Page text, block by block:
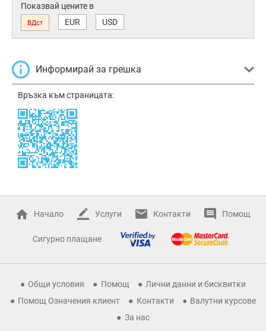
Показвай цените в
ВДст EUR USD
Информирай за грешка
Връзка към страницата:
Начало Услуги Контакти Помощ
Сигурно плащане
Общи условия Помощ
Лични данни и бисквитки
Помощ Означения клиент
Контакти
Валутни курсове
За нас